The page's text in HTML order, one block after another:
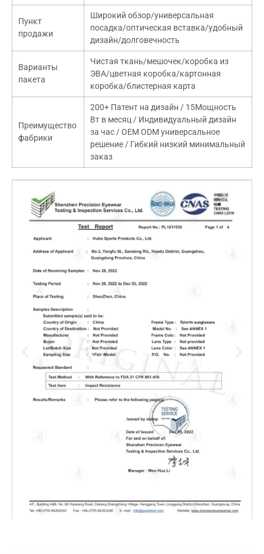
Пункт
продажи
Широкий обзор/универсальная
посадка/оптическая вставка/удобный
дизайн/долговечность
Варианты
пакета
Чистая ткань/мешочек/коробка из
ЭВА/цветная коробка/картонная
коробка/блистерная карта
Преимущество
фабрики
200+ Патент на дизайн / 15Мощность
Вт в месяц / Индивидуальный дизайн
за час / OEM ODM универсальное
решение / Гибкий низкий минимальный
заказ